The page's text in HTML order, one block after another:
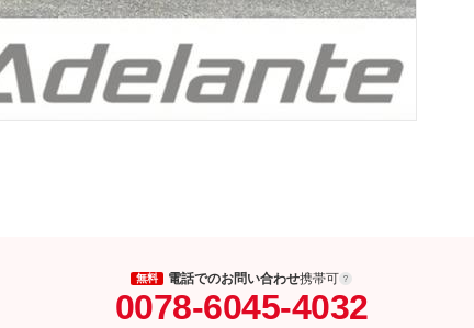
無料 電話でのお問い合わせ携帯可
0078-6045-4032